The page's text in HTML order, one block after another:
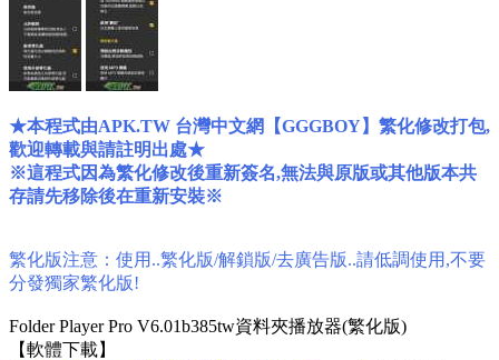
★本程式由APK.TW 台灣中文網【GGGBOY】繁化修改打包,
歡迎轉載與請註明出處★
※這程式因為繁化修改後重新簽名,無法與原版或其他版本共
存請先移除後在重新安裝※
繁化版注意：使用..繁化版/解鎖版/去廣告版..請低調使用,不要
分發獨家繁化版!
Folder Player Pro V6.01b385tw資料夾播放器(繁化版)
【軟體下載】